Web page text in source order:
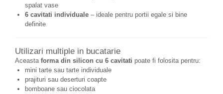
spalat vase
6 cavitati individuale – ideale pentru portii egale si bine
definite
Utilizari multiple in bucatarie
Aceasta forma din silicon cu 6 cavitati poate fi folosita pentru:
mini tarte sau tarte individuale
prajituri sau deserturi coapte
bomboane sau ciocolata